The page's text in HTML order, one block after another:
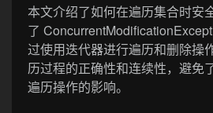
本文介绍了如何在遍历集合时安
了
过使用迭代器进行遍历和删除操
历过程的正确性和连续性，避免
遍历操作的影响。